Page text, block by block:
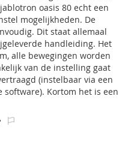
oasis 80 echt een
mogelijkheden. De
Dit staat allemaal
handleiding. Het
alle bewegingen worden
van de instelling gaat
(instelbaar via een
Kortom het is een